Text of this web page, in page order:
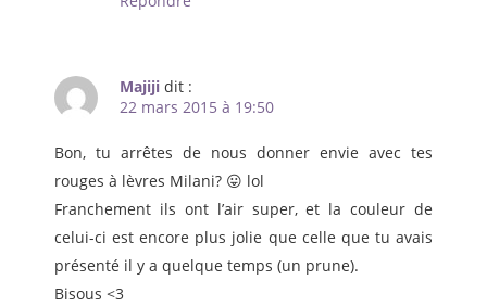
Majiji dit :
22 mars 2015 à 19:50
Bon, tu arrêtes de nous donner envie avec tes
rouges à lèvres Milani? 😛 lol
Franchement ils ont l’air super, et la couleur de
celui-ci est encore plus jolie que celle que tu avais
présenté il y a quelque temps (un prune).
Bisous <3